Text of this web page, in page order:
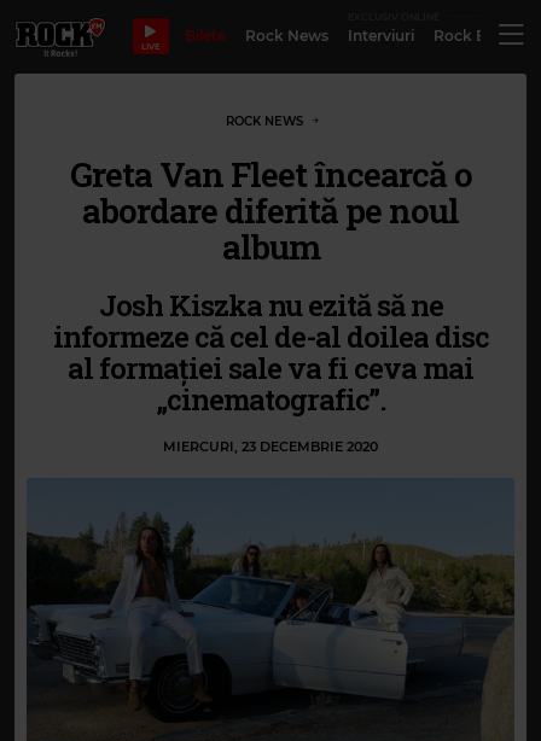
LIVE
Bilete Rock News Interviuri Rock
ROCK NEWS
Greta Van Fleet încearcă o
abordare diferită pe noul
album
Josh Kiszka nu ezită să ne
informeze că cel de-al doilea disc
al formației sale va fi ceva mai
„cinematografic”.
MIERCURI, 23 DECEMBRIE 2020